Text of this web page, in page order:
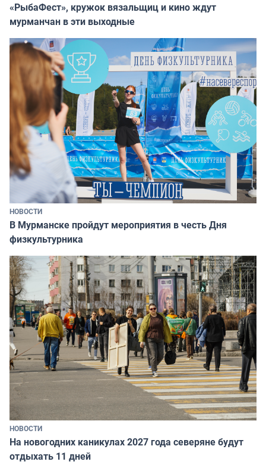
«РыбаФест», кружок вязальщиц и кино ждут
мурманчан в эти выходные
НОВОСТИ
В Мурманске пройдут мероприятия в честь Дня
физкультурника
НОВОСТИ
На новогодних каникулах 2027 года северяне будут
отдыхать 11 дней